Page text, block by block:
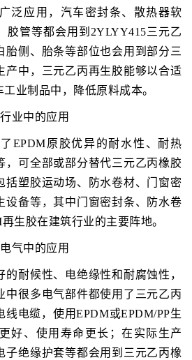
泛应用，汽车密封条、散热器软
胶管等都会用到2YLYY415三元乙
胎侧、胎条等部位也会用到部分三
产中，三元乙丙再生胶能够以合适
业制品中，降低原料成本。
业中的应用
EPDM原胶优异的耐水性、耐热
，可全部或部分替代三元乙丙橡胶
括塑胶运动场、防水卷材、门窗密
设备等，其中门窗密封条、防水卷
生胶在建筑行业的主要阵地。
气中的应用
的耐候性、电绝缘性和耐腐蚀性，
中很多电气部件都使用了三元乙丙
电缆，使用EPDM或EPDM/PP生
好、使用寿命更长；在实际生产
子绝缘护套等都会用到三元乙丙橡